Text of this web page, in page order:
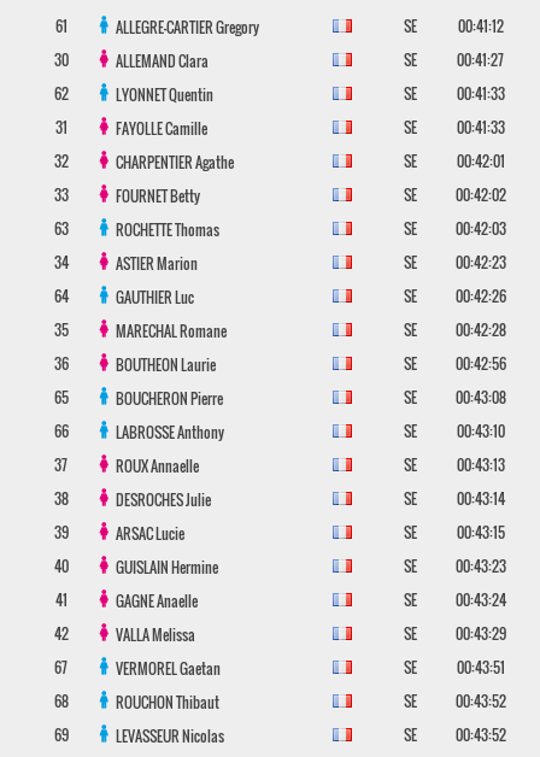
61
ALLEGRE-CARTIERGregory SE
00:41:12
30
ALLEMANDClara SE
00:41:27
62
LYONNETQuentin SE
00:41:33
31
FAYOLLECamille SE
00:41:33
32
CHARPENTIERAgathe SE
00:42:01
33
FOURNETBetty SE
00:42:02
63
ROCHETTEThomas SE
00:42:03
34
ASTIERMarion SE
00:42:23
64
GAUTHIERLuc SE
00:42:26
35
MARECHALRomane SE
00:42:28
36
BOUTHEONLaurie SE
00:42:56
65
BOUCHERONPierre SE
00:43:08
66
LABROSSEAnthony SE
00:43:10
37
ROUXAnnaelle SE
00:43:13
38
DESROCHESJulie SE
00:43:14
39
ARSACLucie SE
00:43:15
40
GUISLAINHermine SE
00:43:23
41
GAGNEAnaelle SE
00:43:24
42
VALLAMelissa SE
00:43:29
67
VERMORELGaetan SE
00:43:51
68
ROUCHONThibaut SE
00:43:52
69
LEVASSEURNicolas SE
00:43:52